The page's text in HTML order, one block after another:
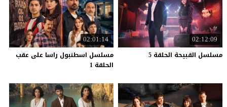
02:12:09
مسلسل القبيحة الحلقة 5
02:01:14
مسلسل اسطنبول راسا على عقب
الحلقة 1